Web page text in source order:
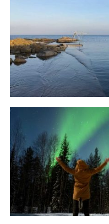
29.
10 Tipps für
auf
31.